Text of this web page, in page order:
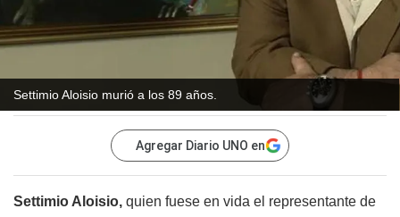
Settimio Aloisio murió a los 89 años.
Agregar Diario UNO en
Settimio Aloisio, quien fuese en vida el representante de